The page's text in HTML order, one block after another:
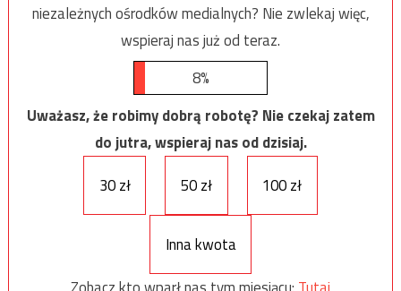
niezależnych ośrodków medialnych? Nie zwlekaj więc,
wspieraj nas już od teraz.
8%
Uważasz, że robimy dobrą robotę? Nie czekaj zatem
do jutra, wspieraj nas od dzisiaj.
30 zł
50 zł 100 zł
Inna kwota